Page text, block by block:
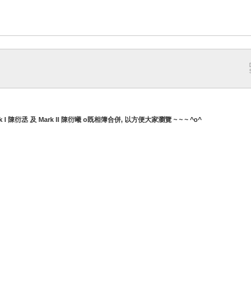
衍丞 及 Mark II 陳衍曦 o既相簿合併, 以方便大家瀏覽 ~ ~ ~ ^o^